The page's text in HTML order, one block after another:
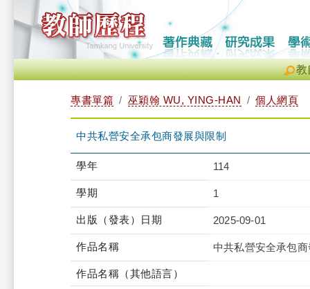
教
專書單篇 巫穎翰 WU, YING-HAN 個人網頁
中共私營安全承包商發展與限制
學年 114
學期 1
出版（發表）日期 2025-09-01
作品名稱 中共私營安全承包
作品名稱（其他語言）